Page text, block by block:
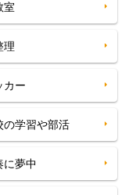
室
理
カー
の学習や部活
に夢中